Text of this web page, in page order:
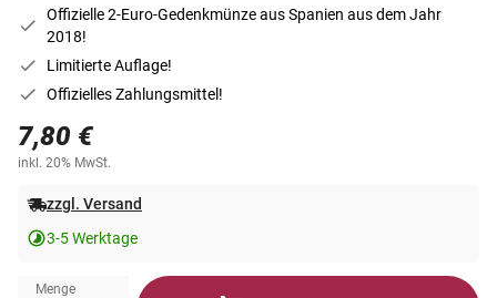
Offizielle 2-Euro-Gedenkmünze aus Spanien aus dem Jahr
2018!
Limitierte Auflage!
Offizielles Zahlungsmittel!
7,80 €
inkl. 20% MwSt.
zzgl. Versand
3-5 Werktage
Menge